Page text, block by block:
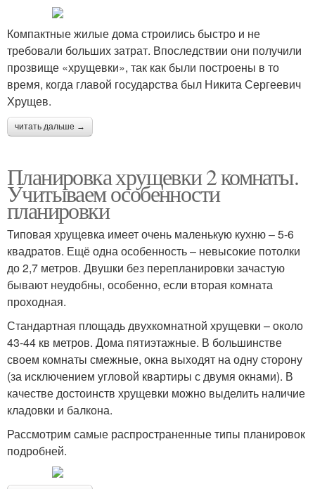
Компактные жилые дома строились быстро и не
требовали больших затрат. Впоследствии они получили
прозвище «хрущевки», так как были построены в то
время, когда главой государства был Никита Сергеевич
Хрущев.
читать дальше →
Планировка хрущевки 2 комнаты.
Учитываем особенности
планировки
Типовая хрущевка имеет очень маленькую кухню – 5-6
квадратов. Ещё одна особенность – невысокие потолки
до 2,7 метров. Двушки без перепланировки зачастую
бывают неудобны, особенно, если вторая комната
проходная.
Стандартная площадь двухкомнатной хрущевки – около
43-44 кв метров. Дома пятиэтажные. В большинстве
своем комнаты смежные, окна выходят на одну сторону
(за исключением угловой квартиры с двумя окнами). В
качестве достоинств хрущевки можно выделить наличие
кладовки и балкона.
Рассмотрим самые распространенные типы планировок
подробней.